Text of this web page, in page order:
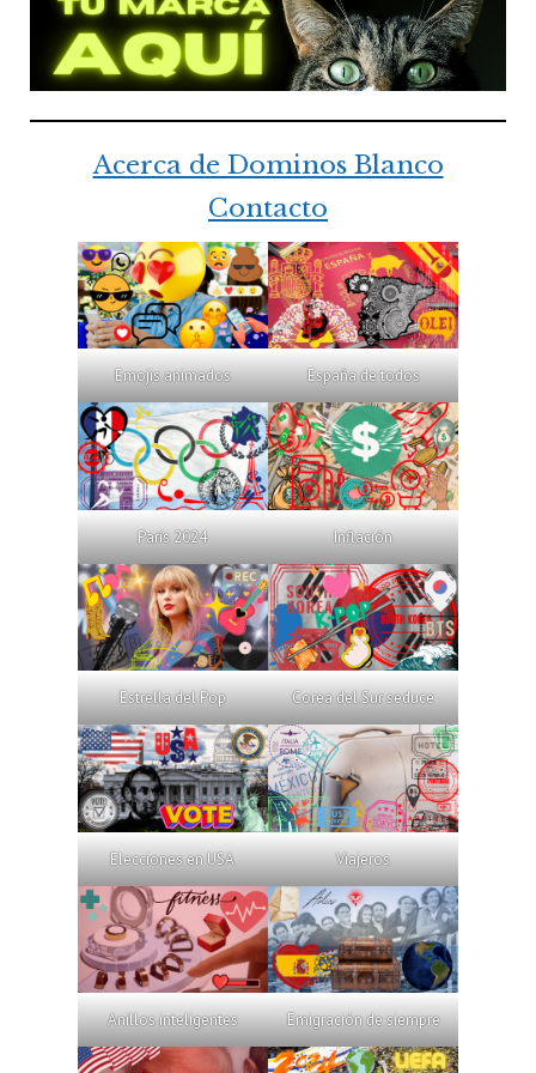
Acerca de Dominos Blanco
Contacto
Emojis animados España de todos
París 2024 Inflación
Estrella del Pop Corea del Sur seduce
Elecciones en USA Viajeros
Anillos inteligentes Emigración de siempre